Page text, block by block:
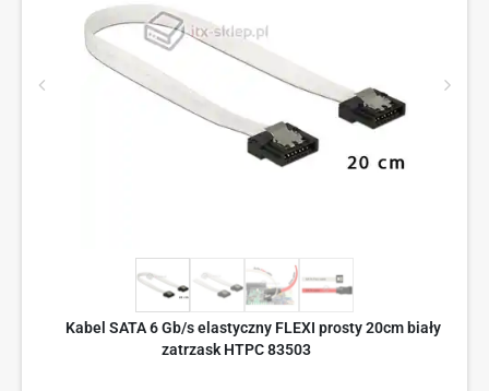
Kabel SATA 6 Gb/s elastyczny FLEXI prosty 20cm biały
zatrzask HTPC 83503